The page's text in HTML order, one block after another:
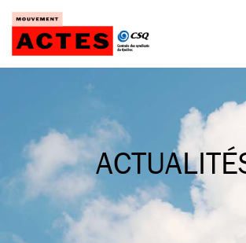
Passer
contenu